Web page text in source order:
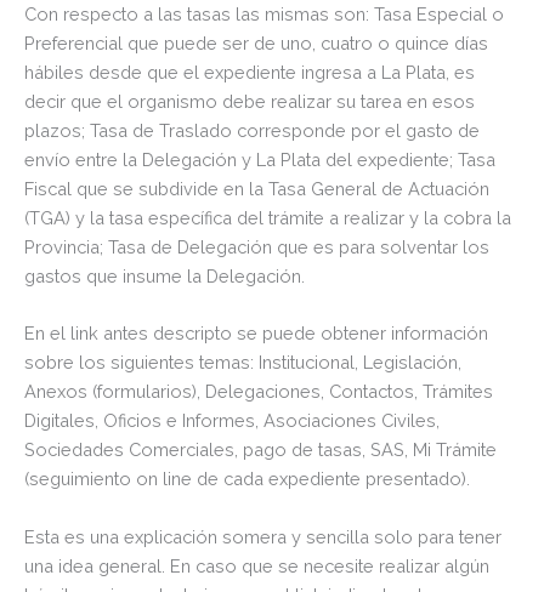
Con respecto a las tasas las mismas son: Tasa Especial o
Preferencial que puede ser de uno, cuatro o quince días
hábiles desde que el expediente ingresa a La Plata, es
decir que el organismo debe realizar su tarea en esos
plazos; Tasa de Traslado corresponde por el gasto de
envío entre la Delegación y La Plata del expediente; Tasa
Fiscal que se subdivide en la Tasa General de Actuación
(TGA) y la tasa específica del trámite a realizar y la cobra la
Provincia; Tasa de Delegación que es para solventar los
gastos que insume la Delegación.
En el link antes descripto se puede obtener información
sobre los siguientes temas: Institucional, Legislación,
Anexos (formularios), Delegaciones, Contactos, Trámites
Digitales, Oficios e Informes, Asociaciones Civiles,
Sociedades Comerciales, pago de tasas, SAS, Mi Trámite
(seguimiento on line de cada expediente presentado).
Esta es una explicación somera y sencilla solo para tener
una idea general. En caso que se necesite realizar algún